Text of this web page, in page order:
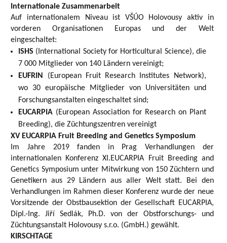
Internationale Zusammenarbeit
Auf internationalem Niveau ist VŠÚO Holovousy aktiv in
vorderen Organisationen Europas und der Welt
eingeschaltet:
ISHS (International Society for Horticultural Science), die
7 000 Mitglieder von 140 Ländern vereinigt;
EUFRIN (European Fruit Research Institutes Network),
wo 30 europäische Mitglieder von Universitäten und
Forschungsanstalten eingeschaltet sind;
EUCARPIA (European Association for Research on Plant
Breeding), die Züchtungszentren vereinigt
XV EUCARPIA Fruit Breeding and Genetics Symposium
Im Jahre 2019 fanden in Prag Verhandlungen der
internationalen Konferenz XI.EUCARPIA Fruit Breeding and
Genetics Symposium unter Mitwirkung von 150 Züchtern und
Genetikern aus 29 Ländern aus aller Welt statt. Bei den
Verhandlungen im Rahmen dieser Konferenz wurde der neue
Vorsitzende der Obstbausektion der Gesellschaft EUCARPIA,
Dipl.-Ing. Jiří Sedlák, Ph.D. von der Obstforschungs- und
Züchtungsanstalt Holovousy s.r.o. (GmbH.) gewählt.
KIRSCHTAGE